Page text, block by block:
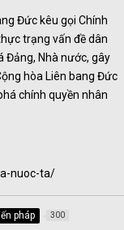
Đức kêu gọi Chính
trạng vấn đề dân
Đảng, Nhà nước, gây
hòa Liên bang Đức
chính quyền nhân
nuoc-ta/
pháp 300